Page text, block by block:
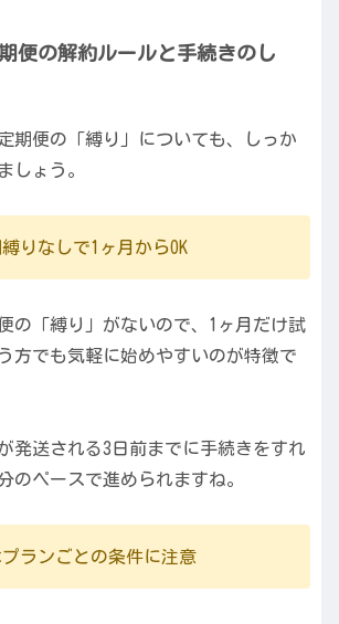
便の解約ルールと手続きのし
期便の「縛り」についても、しっか
しょう。
りなしで1ヶ月からOK
の「縛り」がないので、1ヶ月だけ試
方でも気軽に始めやすいのが特徴で
発送される3日前までに手続きをすれ
のペースで進められますね。
ランごとの条件に注意